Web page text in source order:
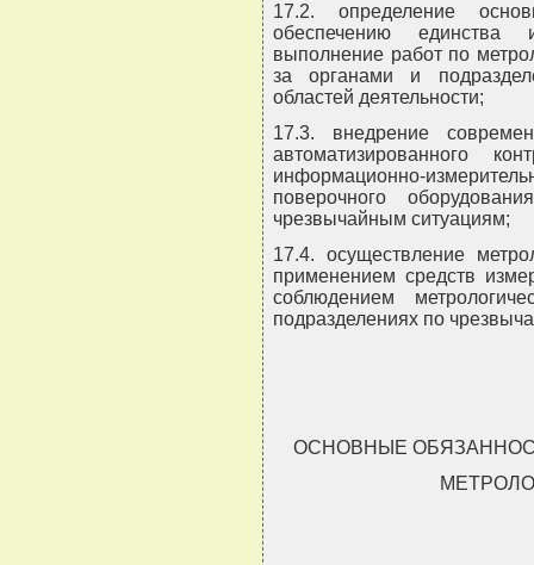
17.2. определение
обеспечению единства
выполнение работ по
за органами и
областей деятельности;
17.3. внедрение
автоматизированного
информационно-
поверочного
чрезвычайным ситуациям;
17.4. осуществление
применением средств
соблюдением
подразделениях по
ОСНОВНЫЕ